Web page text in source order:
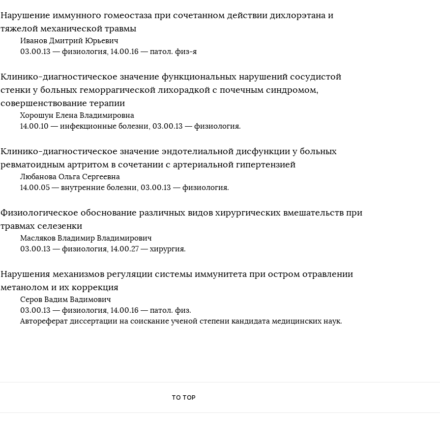
Нарушение иммунного гомеостаза при сочетанном действии дихлорэтана и
тяжелой механической травмы
Иванов Дмитрий Юрьевич
03.00.13 — физиология, 14.00.16 — патол. физ-я
Клинико-диагностическое значение функциональных нарушений сосудистой
стенки у больных геморрагической лихорадкой с почечным синдромом,
совершенствование терапии
Хорошун Елена Владимировна
14.00.10 — инфекционные болезни, 03.00.13 — физиология.
Клинико-диагностическое значение эндотелиальной дисфункции у больных
ревматоидным артритом в сочетании с артериальной гипертензией
Любанова Ольга Сергеевна
14.00.05 — внутренние болезни, 03.00.13 — физиология.
Физиологическое обоснование различных видов хирургических вмешательств при
травмах селезенки
Масляков Владимир Владимирович
03.00.13 — физиология, 14.00.27 — хирургия.
Нарушения механизмов регуляции системы иммунитета при остром отравлении
метанолом и их коррекция
Серов Вадим Вадимович
03.00.13 — физиология, 14.00.16 — патол. физ.
Автореферат диссертации на соискание ученой степени кандидата медицинских наук.
TO TOP